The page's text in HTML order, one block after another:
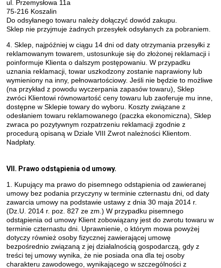
ul. Przemysłowa 11a
75-216 Koszalin
Do odsyłanego towaru należy dołączyć dowód zakupu.
Sklep nie przyjmuje żadnych przesyłek odsyłanych za pobraniem.
4. Sklep, najpóźniej w ciągu 14 dni od daty otrzymania przesyłki z
reklamowanym towarem, ustosunkuje się do złożonej reklamacji i
poinformuje Klienta o dalszym postępowaniu. W przypadku
uznania reklamacji, towar uszkodzony zostanie naprawiony lub
wymieniony na inny, pełnowartościowy. Jeśli nie będzie to możliwe
(na przykład z powodu wyczerpania zapasów towaru), Sklep
zwróci Klientowi równowartość ceny towaru lub zaoferuje mu inne,
dostępne w Sklepie towary do wyboru. Koszty związane z
odesłaniem towaru reklamowanego (paczka ekonomiczna), Sklep
zwraca po pozytywnym rozpatrzeniu reklamacji zgodnie z
procedurą opisaną w Dziale VIII Zwrot należności Klientom.
Nadpłaty.
VII. Prawo odstąpienia od umowy.
1. Kupujący ma prawo do pisemnego odstąpienia od zawieranej
umowy bez podania przyczyny w terminie czternastu dni, od daty
zawarcia umowy na podstawie ustawy z dnia 30 maja 2014 r.
(Dz.U. 2014 r. poz. 827 ze zm.) W przypadku pisemnego
odstąpienia od umowy Klient zobowiązany jest do zwrotu towaru w
terminie czternastu dni. Uprawnienie, o którym mowa powyżej
dotyczy również osoby fizycznej zawierającej umowę
bezpośrednio związaną z jej działalnością gospodarczą, gdy z
treści tej umowy wynika, że nie posiada ona dla tej osoby
charakteru zawodowego, wynikającego w szczególności z